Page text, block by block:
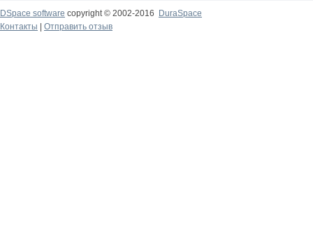
DSpace software copyright © 2002-2016
DuraSpace
Контакты
Отправить отзыв